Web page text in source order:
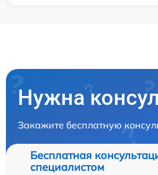
Нужна
Закажите бесплатную
Бесплатная
специалистом